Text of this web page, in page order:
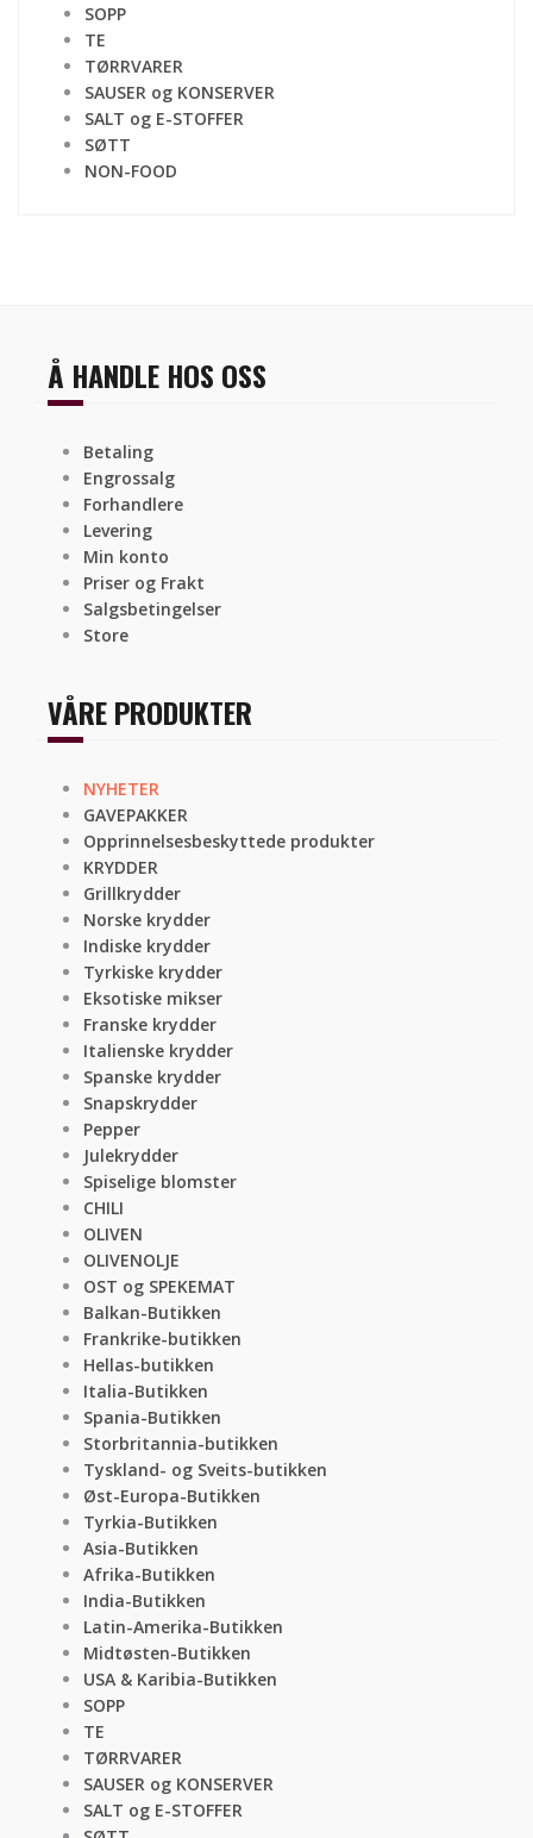
SOPP
TE
TØRRVARER
SAUSER og KONSERVER
SALT og E-STOFFER
SØTT
NON-FOOD
Å HANDLE HOS OSS
Betaling
Engrossalg
Forhandlere
Levering
Min konto
Priser og Frakt
Salgsbetingelser
Store
VÅRE PRODUKTER
NYHETER
GAVEPAKKER
Opprinnelsesbeskyttede produkter
KRYDDER
Grillkrydder
Norske krydder
Indiske krydder
Tyrkiske krydder
Eksotiske mikser
Franske krydder
Italienske krydder
Spanske krydder
Snapskrydder
Pepper
Julekrydder
Spiselige blomster
CHILI
OLIVEN
OLIVENOLJE
OST og SPEKEMAT
Balkan-Butikken
Frankrike-butikken
Hellas-butikken
Italia-Butikken
Spania-Butikken
Storbritannia-butikken
Tyskland- og Sveits-butikken
Øst-Europa-Butikken
Tyrkia-Butikken
Asia-Butikken
Afrika-Butikken
India-Butikken
Latin-Amerika-Butikken
Midtøsten-Butikken
USA & Karibia-Butikken
SOPP
TE
TØRRVARER
SAUSER og KONSERVER
SALT og E-STOFFER